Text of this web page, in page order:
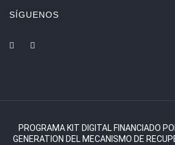
SÍGUENOS
PROGRAMA KIT DIGITAL FINANCIADO
GENERATION DEL MECANISMO DE